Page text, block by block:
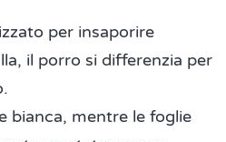
per insaporire
il porro si differenzia per
bianca, mentre le foglie